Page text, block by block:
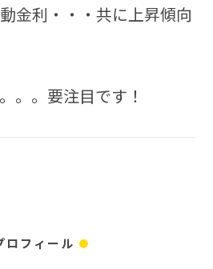
金利・・・共に上昇傾向
。。要注目です！
ロフィール